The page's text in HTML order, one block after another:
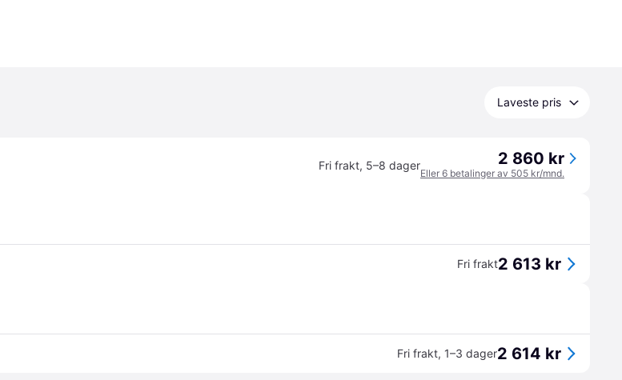
Laveste pris
Fri frakt, 5–8 dager 2 860 kr
Eller 6 betalinger av 505 kr/mnd.
Fri frakt2 613 kr
Fri frakt, 1–3 dager2 614 kr